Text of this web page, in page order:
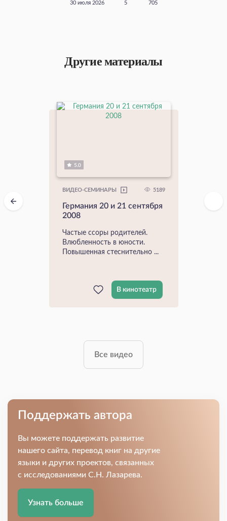
30 июля 2026 5 705
Другие материалы
5.0
ВИДЕО-СЕМИНАРЫ 5189
Германия 20 и 21 сентября
2008
Частые ссоры родителей.
Влюбленность в юности.
Повышенная стеснительно ...
В кинотеатр
Все видео
Поддержать автора
Вы можете поддержать развитие
нашего сайта, перевод книг на другие
языки и других проектов, связанных
с исследованиями С.Н. Лазарева.
Узнать больше